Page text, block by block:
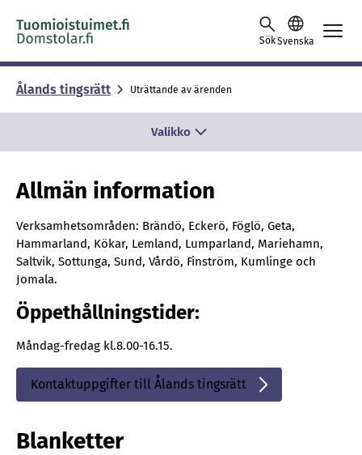
Skip to content -saavutettavuusohje
SökSvenska
Ålands tingsrätt Uträttande av ärenden
Valikko
Allmän information
Verksamhetsområden: Brändö, Eckerö, Föglö, Geta,
Hammarland, Kökar, Lemland, Lumparland, Mariehamn,
Saltvik, Sottunga, Sund, Vårdö, Finström, Kumlinge och
Jomala.
Öppethållningstider:
Måndag-fredag kl.8.00-16.15.
Kontaktuppgifter till Ålands tingsrätt
Sisäinen
Blanketter